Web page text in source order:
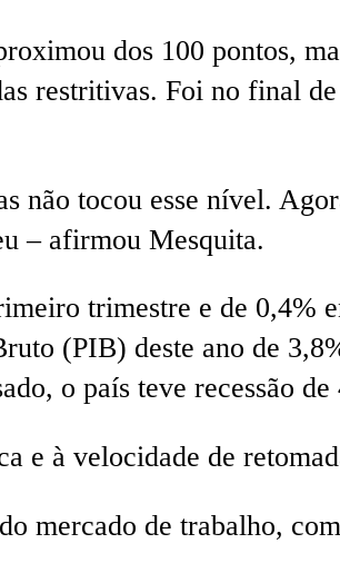
dos 100 pontos,
restritivas. Foi no final
tocou esse nível.
– afirmou Mesquita.
trimestre e de 0,4%
(PIB) deste ano de
o país teve recessão
à velocidade de
mercado de trabalho,